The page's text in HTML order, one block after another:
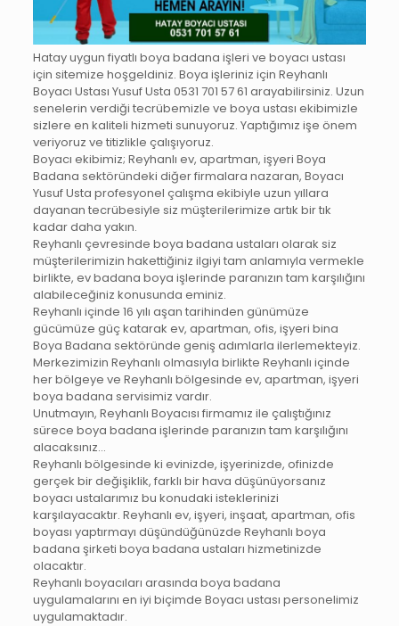
Hatay uygun fiyatlı boya badana işleri ve boyacı ustası
için sitemize hoşgeldiniz. Boya işleriniz için Reyhanlı
Boyacı Ustası Yusuf Usta 0531 701 57 61 arayabilirsiniz. Uzun
senelerin verdiği tecrübemizle ve boya ustası ekibimizle
sizlere en kaliteli hizmeti sunuyoruz. Yaptığımız işe önem
veriyoruz ve titizlikle çalışıyoruz.
Boyacı ekibimiz; Reyhanlı‎ ev, apartman, işyeri Boya
Badana sektöründeki diğer firmalara nazaran, Boyacı
Yusuf Usta profesyonel çalışma ekibiyle uzun yıllara
dayanan tecrübesiyle siz müşterilerimize artık bir tık
kadar daha yakın.
Reyhanlı‎ çevresinde boya badana ustaları olarak siz
müşterilerimizin hakettiğiniz ilgiyi tam anlamıyla vermekle
birlikte, ev badana boya işlerinde paranızın tam karşılığını
alabileceğiniz konusunda eminiz.
Reyhanlı‎ içinde 16 yılı aşan tarihinden günümüze
gücümüze güç katarak ev, apartman, ofis, işyeri bina
Boya Badana sektöründe geniş adımlarla ilerlemekteyiz.
Merkezimizin Reyhanlı‎ olmasıyla birlikte Reyhanlı‎ içinde
her bölgeye ve Reyhanlı‎ bölgesinde ev, apartman, işyeri
boya badana servisimiz vardır.
Unutmayın, Reyhanlı‎ Boyacısı firmamız ile çalıştığınız
sürece boya badana işlerinde paranızın tam karşılığını
alacaksınız…
Reyhanlı‎ bölgesinde ki evinizde, işyerinizde, ofinizde
gerçek bir değişiklik, farklı bir hava düşünüyorsanız
boyacı ustalarımız bu konudaki isteklerinizi
karşılayacaktır. Reyhanlı‎ ev, işyeri, inşaat, apartman, ofis
boyası yaptırmayı düşündüğünüzde Reyhanlı‎ boya
badana şirketi boya badana ustaları hizmetinizde
olacaktır.
Reyhanlı‎ boyacıları arasında boya badana
uygulamalarını en iyi biçimde Boyacı ustası personelimiz
uygulamaktadır.